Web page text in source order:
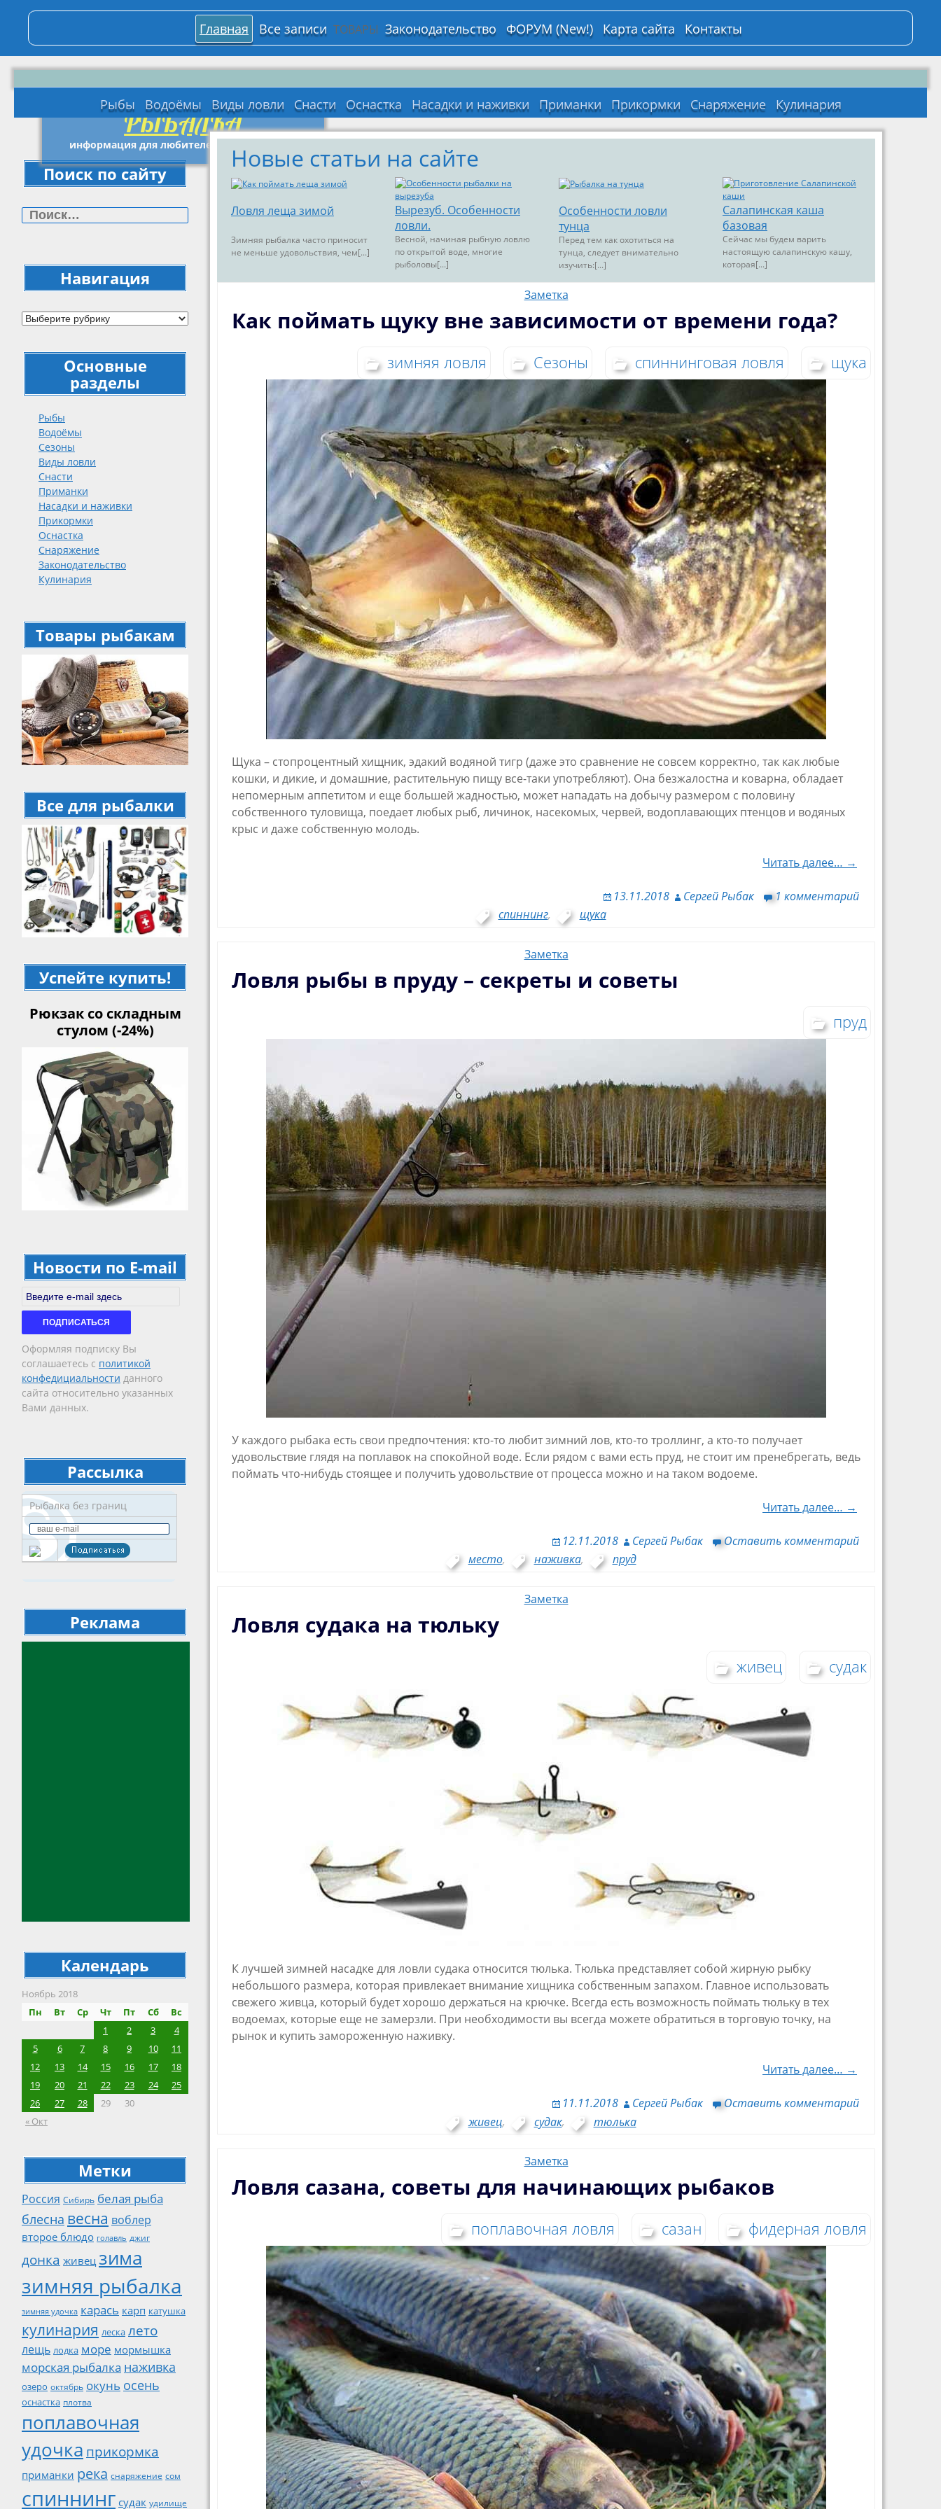
Главная Все записи ТОВАРЫ Законодательство ФОРУМ (New!) Карта сайта Контакты
РЫБАЛКА
информация для любителей рыбной ловли
Рыбы Водоёмы Виды ловли Снасти Оснастка Насадки и наживки Приманки Прикормки Снаряжение Кулинария
Поиск по сайту
Навигация
Основные
разделы
Рыбы
Водоёмы
Сезоны
Виды ловли
Снасти
Приманки
Насадки и наживки
Прикормки
Оснастка
Снаряжение
Законодательство
Кулинария
Товары рыбакам
Все для рыбалки
Успейте купить!
Рюкзак со складным
стулом (-24%)
Новости по E-mail
Email Subscription
ПОДПИСАТЬСЯ
Оформляя подписку Вы
соглашаетесь с политикой
конфедициальности данного
сайта относительно указанных
Вами данных.
Рассылка
Рыбалка без границ
Реклама
Календарь
Ноябрь 2018
Пн
Вт Ср Чт Пт Сб Вс
« Окт
1 2 3
4
5
6 7 8 9 10
11
12
13 14 15 16 17
18
19
20 21 22 23 24
25
26
27 28 29 30
Метки
Россия Сибирь белая рыба
блесна весна воблер
второе блюдо голавль джиг
донка живецзима
зимняя рыбалка
зимняя удочка карась карп катушка
кулинария леска лето
лещь лодка море мормышка
морская рыбалка наживка
озеро октябрь окунь осень
оснастка плотва
поплавочная
удочка прикормка
приманки река снаряжение сом
спиннинг судак удилище
Новые статьи на сайте
Ловля леща зимой
Зимняя рыбалка часто приносит
не меньше удовольствия, чем[...]
Вырезуб. Особенности
ловли.
Весной, начиная рыбную ловлю
по открытой воде, многие
рыболовы[...]
Особенности ловли
тунца
Перед тем как охотиться на
тунца, следует внимательно
изучить:[...]
Салапинская каша
базовая
Сейчас мы будем варить
настоящую салапинскую кашу,
которая[...]
Заметка
Как поймать щуку вне зависимости от времени года?
зимняя ловля Сезоны спиннинговая ловля щука
Щука – стопроцентный хищник, эдакий водяной тигр (даже это сравнение не совсем корректно, так как любые
кошки, и дикие, и домашние, растительную пищу все-таки употребляют). Она безжалостна и коварна, обладает
непомерным аппетитом и еще большей жадностью, может нападать на добычу размером с половину
собственного туловища, поедает любых рыб, личинок, насекомых, червей, водоплавающих птенцов и водяных
крыс и даже собственную молодь.
Читать далее… →
13.11.2018 Сергей Рыбак
1 комментарий
спиннинг, щука
Заметка
Ловля рыбы в пруду – секреты и советы
пруд
У каждого рыбака есть свои предпочтения: кто-то любит зимний лов, кто-то троллинг, а кто-то получает
удовольствие глядя на поплавок на спокойной воде. Если рядом с вами есть пруд, не стоит им пренебрегать, ведь
поймать что-нибудь стоящее и получить удовольствие от процесса можно и на таком водоеме.
Читать далее… →
12.11.2018 Сергей Рыбак
Оставить комментарий
место, наживка, пруд
Заметка
Ловля судака на тюльку
живец судак
К лучшей зимней насадке для ловли судака относится тюлька. Тюлька представляет собой жирную рыбку
небольшого размера, которая привлекает внимание хищника собственным запахом. Главное использовать
свежего живца, который будет хорошо держаться на крючке. Всегда есть возможность поймать тюльку в тех
водоемах, которые еще не замерзли. При необходимости вы всегда можете обратиться в торговую точку, на
рынок и купить замороженную наживку.
Читать далее… →
11.11.2018 Сергей Рыбак
Оставить комментарий
живец, судак, тюлька
Заметка
Ловля сазана, советы для начинающих рыбаков
поплавочная ловля сазан фидерная ловля